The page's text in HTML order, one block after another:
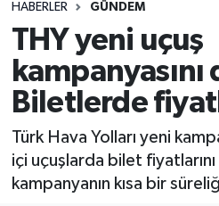
HABERLER GÜNDEM
THY yeni uçuş
Biletlerde
Türk Hava Yolları yeni
içi uçuşlarda bilet
kampanyanın kısa bir
EKONOMİ
SAĞLIK
EĞİTİM
KÜLTÜR SANAT
Süper Lig Puan Durumu
Son Dakika Haberleri
Haber Arşivi